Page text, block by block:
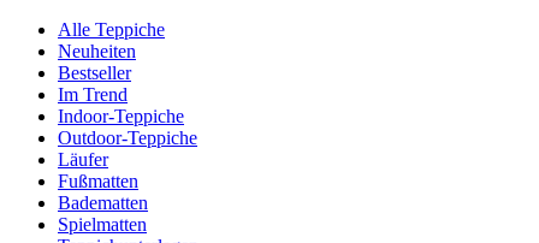
Alle Teppiche
Neuheiten
Bestseller
Im Trend
Indoor-Teppiche
Outdoor-Teppiche
Läufer
Fußmatten
Badematten
Spielmatten